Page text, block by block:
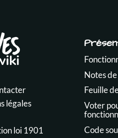
légales
loi 1901
Notes
Feuille
Voter
Code